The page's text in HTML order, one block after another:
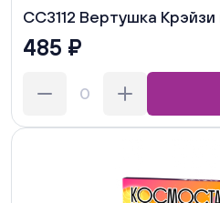
СС3112 Вертушка
485 ₽